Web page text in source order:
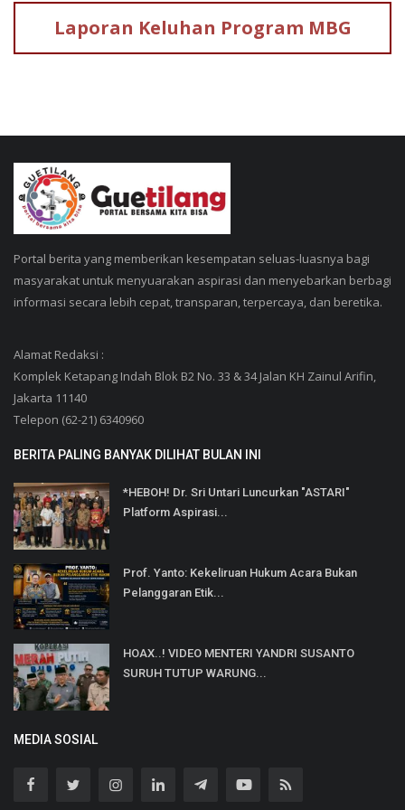
Laporan Keluhan Program MBG
Portal berita yang memberikan kesempatan seluas-luasnya bagi
masyarakat untuk menyuarakan aspirasi dan menyebarkan berbagi
informasi secara lebih cepat, transparan, terpercaya, dan beretika.
Alamat Redaksi :
Komplek Ketapang Indah Blok B2 No. 33 & 34 Jalan KH Zainul Arifin,
Jakarta 11140
Telepon (62-21) 6340960
BERITA PALING BANYAK DILIHAT BULAN INI
*HEBOH! Dr. Sri Untari Luncurkan "ASTARI"
Platform Aspirasi...
Prof. Yanto: Kekeliruan Hukum Acara Bukan
Pelanggaran Etik...
HOAX..! VIDEO MENTERI YANDRI SUSANTO
SURUH TUTUP WARUNG...
MEDIA SOSIAL